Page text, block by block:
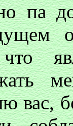
па
вас,